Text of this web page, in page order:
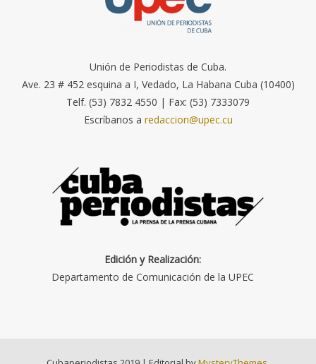
Unión de Periodistas de Cuba.
Ave. 23 # 452 esquina a I, Vedado, La Habana Cuba (10400)
Telf. (53) 7832 4550 | Fax: (53) 7333079
Escríbanos a redaccion@upec.cu
Edición y Realización:
Departamento de Comunicación de la UPEC